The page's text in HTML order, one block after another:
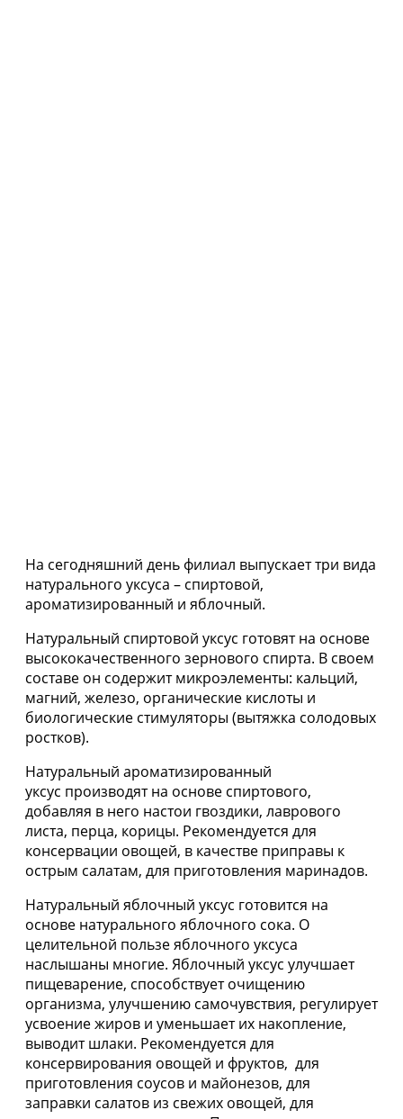
На сегодняшний день филиал выпускает три вида
натурального уксуса – спиртовой,
ароматизированный и яблочный.
Натуральный спиртовой уксус готовят на основе
высококачественного зернового спирта. В своем
составе он содержит микроэлементы: кальций,
магний, железо, органические кислоты и
биологические стимуляторы (вытяжка солодовых
ростков).
Натуральный ароматизированный
уксус производят на основе спиртового,
добавляя в него настои гвоздики, лаврового
листа, перца, корицы. Рекомендуется для
консервации овощей, в качестве приправы к
острым салатам, для приготовления маринадов.
Натуральный яблочный уксус готовится на
основе натурального яблочного сока. О
целительной пользе яблочного уксуса
наслышаны многие. Яблочный уксус улучшает
пищеварение, способствует очищению
организма, улучшению самочувствия, регулирует
усвоение жиров и уменьшает их накопление,
выводит шлаки. Рекомендуется для
консервирования овощей и фруктов, для
приготовления соусов и майонезов, для
заправки салатов из свежих овощей, для